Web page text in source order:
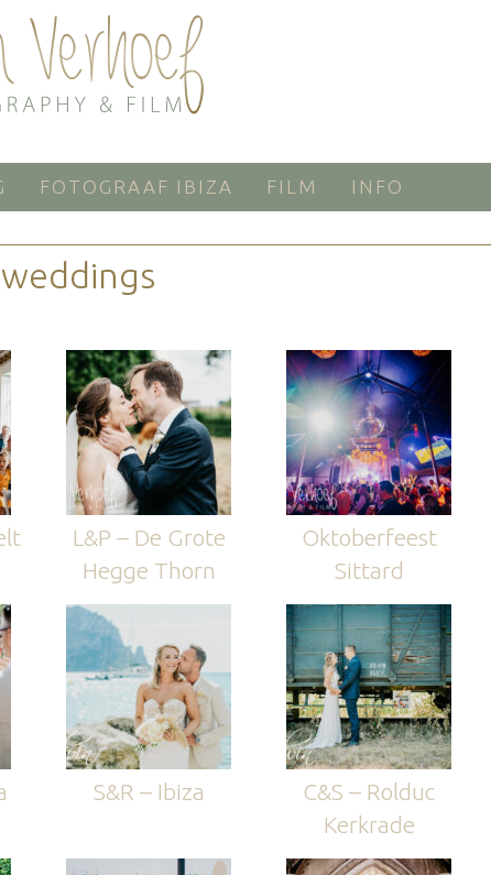
FOTOGRAAF IBIZA FILM INFO
L&P – De Grote
Hegge Thorn
Oktoberfeest
Sittard
S&R – Ibiza
C&S – Rolduc
Kerkrade